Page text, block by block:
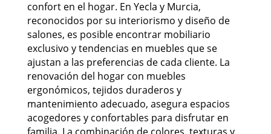
confort en el hogar. En Yecla y Murcia,
reconocidos por su interiorismo y diseño de
salones, es posible encontrar mobiliario
exclusivo y tendencias en muebles que se
ajustan a las preferencias de cada cliente. La
renovación del hogar con muebles
ergonómicos, tejidos duraderos y
mantenimiento adecuado, asegura espacios
acogedores y confortables para disfrutar en